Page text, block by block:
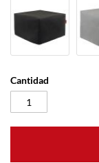
Cantidad